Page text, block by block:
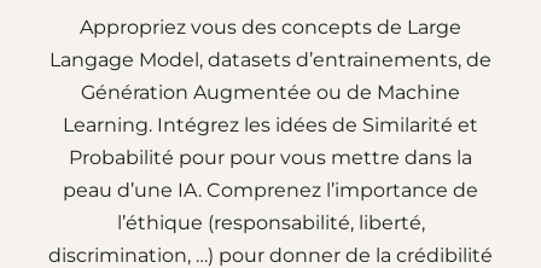
Appropriez vous des concepts de Large
Langage Model, datasets d’entrainements, de
Génération Augmentée ou de Machine
Learning. Intégrez les idées de Similarité et
Probabilité pour pour vous mettre dans la
peau d’une IA. Comprenez l’importance de
l’éthique (responsabilité, liberté,
discrimination, …) pour donner de la crédibilité